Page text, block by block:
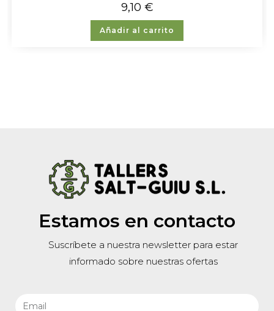
9,10 €
Añadir al carrito
Estamos en contacto
Suscríbete a nuestra newsletter para estar
informado sobre nuestras ofertas